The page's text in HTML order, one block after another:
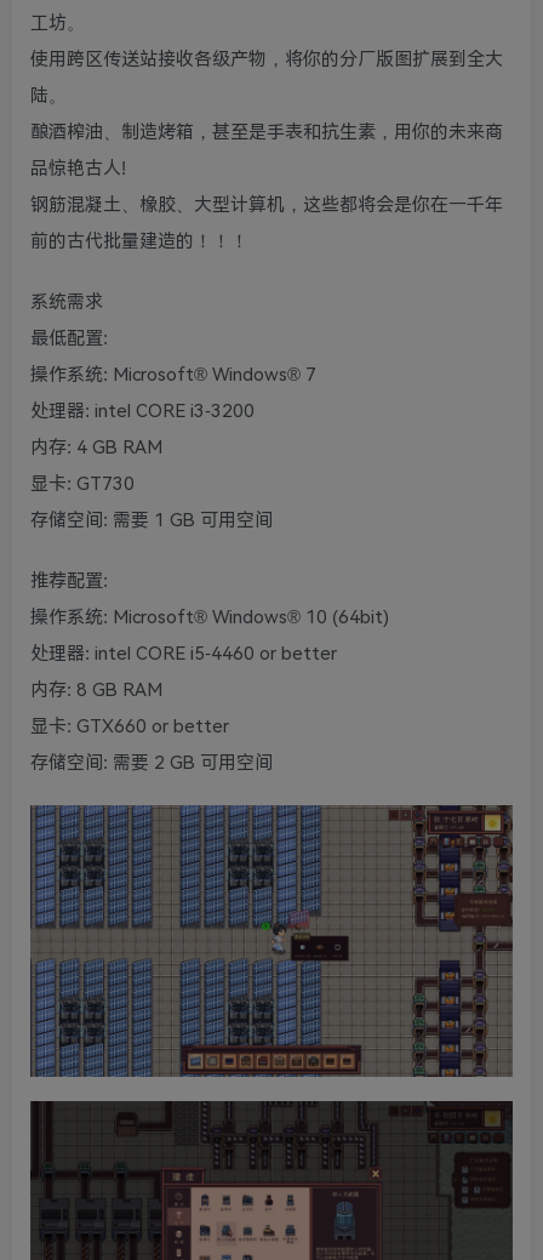
工坊。
使用跨区传送站接收各级产物，将你的分厂版图扩展到全大
陆。
酿酒榨油、制造烤箱，甚至是手表和抗生素，用你的未来商
品惊艳古人!
钢筋混凝土、橡胶、大型计算机，这些都将会是你在一千年
前的古代批量建造的！！！
系统需求
最低配置:
操作系统: Microsoft® Windows® 7
处理器: intel CORE i3-3200
内存: 4 GB RAM
显卡: GT730
存储空间: 需要 1 GB 可用空间
推荐配置:
操作系统: Microsoft® Windows® 10 (64bit)
处理器: intel CORE i5-4460 or better
内存: 8 GB RAM
显卡: GTX660 or better
存储空间: 需要 2 GB 可用空间